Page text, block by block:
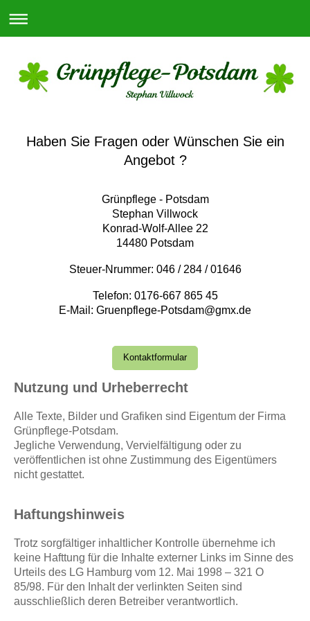
Haben Sie Fragen oder Wünschen Sie ein
Angebot ?
Grünpflege - Potsdam
Stephan Villwock
Konrad-Wolf-Allee 22
14480 Potsdam
Steuer-Nrummer: 046 / 284 / 01646
Telefon: 0176-667 865 45
E-Mail: Gruenpflege-Potsdam@gmx.de
Kontaktformular
Nutzung und Urheberrecht
Alle Texte, Bilder und Grafiken sind Eigentum der Firma
Grünpflege-Potsdam.
Jegliche Verwendung, Vervielfältigung oder zu
veröffentlichen ist ohne Zustimmung des Eigentümers
nicht gestattet.
Haftungshinweis
Trotz sorgfältiger inhaltlicher Kontrolle übernehme ich
keine Hafttung für die Inhalte externer Links im Sinne des
Urteils des LG Hamburg vom 12. Mai 1998 – 321 O
85/98. Für den Inhalt der verlinkten Seiten sind
ausschließlich deren Betreiber verantwortlich.